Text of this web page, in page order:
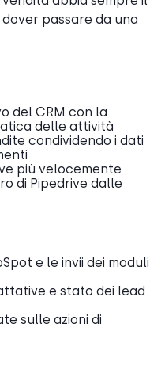
passare da una
del CRM con la
delle attività
condividendo i dati
più velocemente
di Pipedrive dalle
e le invii dei moduli
e stato dei lead
sulle azioni di